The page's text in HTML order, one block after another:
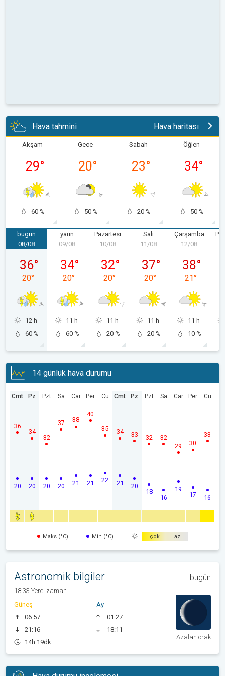
Hava tahmini Hava haritası
Akşam
29°
60 %
Gece
20°
50 %
Sabah
23°
20 %
Öğlen
34°
50 %
bugün
08/08 Cumartesi
08/08
36°
20°
12 h
60 %
yarın
09/08
34°
20°
11 h
60 %
Pazartesi
10/08 Pazartesi
10/08
32°
20°
11 h
20 %
Salı
11/08
37°
20°
11 h
20 %
Çarşamba
12/08
38°
21°
11 h
10 %
14 günlük hava durumu
Cmt
20
36
Pz
20
34
Pzt
20
32
Sa
20
37
Car
21
38
Per
21
40
Cu
22
35
Cmt
21
34
Pz
20
33
Pzt
18
32
Sa
16
32
Car
19
29
Per
17
30
Cu
16
33
Maks (°C) Min (°C) çok az
Astronomik bilgiler bugün
18:33 Yerel zaman
Güneş
06:57
21:16
14h 19dk
Ay
01:27
18:11
Azalan orak